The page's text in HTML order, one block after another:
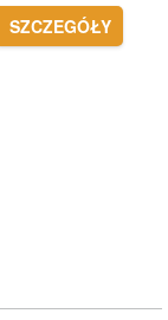
SZCZEGÓŁY